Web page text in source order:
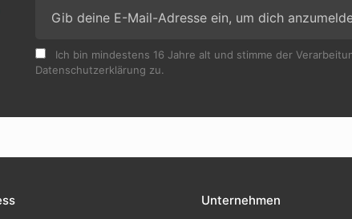
Ich bin mindestens 16 Jahre alt und stimme der
Datenschutzerklärung zu.
Unternehmen